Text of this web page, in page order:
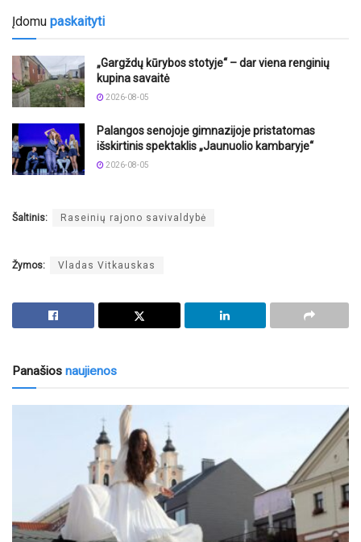
Įdomu paskaityti
„Gargždų kūrybos stotyje“ – dar viena renginių
kupina savaitė
2026-08-05
Palangos senojoje gimnazijoje pristatomas
išskirtinis spektaklis „Jaunuolio kambaryje“
2026-08-05
Šaltinis: Raseinių rajono savivaldybė
Žymos: Vladas Vitkauskas
Panašios naujienos